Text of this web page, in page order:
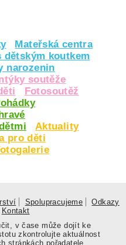
Mateřská centra
dětským koutkem
narozenin
soutěže
Fotosoutěž
Aktuality
pro děti
Spolupracujeme
Odkazy
Kontakt
v čase může dojít ke
zkontrolujte aktuálnost
stránkách pořadatele.